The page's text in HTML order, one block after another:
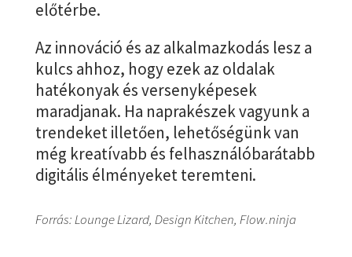
előtérbe.
Az innováció és az alkalmazkodás lesz a
kulcs ahhoz, hogy ezek az oldalak
hatékonyak és versenyképesek
maradjanak. Ha naprakészek vagyunk a
trendeket illetően, lehetőségünk van
még kreatívabb és felhasználóbarátabb
digitális élményeket teremteni.
Forrás: Lounge Lizard, Design Kitchen, Flow.ninja